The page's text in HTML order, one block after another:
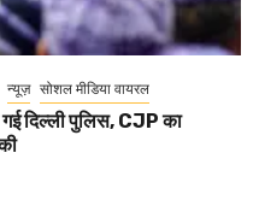
न्यूज़ सोशल मीडिया वायरल
दिल्ली पुलिस, CJP का